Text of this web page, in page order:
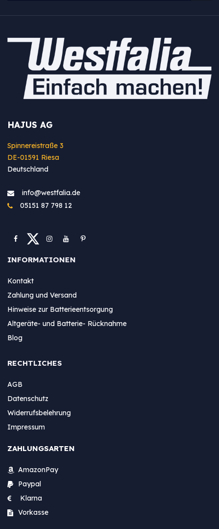
HAJUS AG
Spinnereistraße 3
DE-01591 Riesa
Deutschland
info@westfa​lia.de
05151 87 798 12
INFORMATIONEN
Kontakt
Zahlung und Versand
Hinweise zur Batterieentsorgung
Altgeräte- und Batterie- Rücknahme
Blog
RECHTLICHES
AGB
Datenschutz
Widerrufsbelehrung
Impressum
ZAHLUNGSARTEN
AmazonPay
Paypal
Klarna
Vorkasse